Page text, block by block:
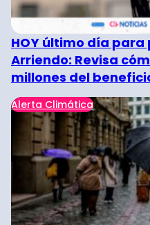
HOY último día
Arriendo: Revisa
millones del
Alerta Climática